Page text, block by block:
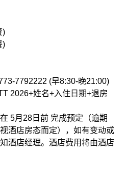
)
)
7792222 (早8:30-晚21:00)
2026+姓名+入住日期+退房
5月28日前 完成预定（逾期
酒店房态而定），如有变动或
酒店经理。酒店费用将由酒店